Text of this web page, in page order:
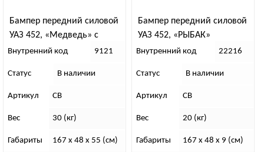
Бампер передний силовой
УАЗ 452, «Медведь» с
увелич. съемн кенгурином
Внутренний код 9121
Статус В наличии
Артикул СВ
Вес 30 (кг)
Габариты 167 x 48 x 55 (см)
Бампер передний силовой
УАЗ 452, «РЫБАК»
Внутренний код 22216
Статус В наличии
Артикул СВ
Вес 20 (кг)
Габариты 167 x 48 x 9 (см)